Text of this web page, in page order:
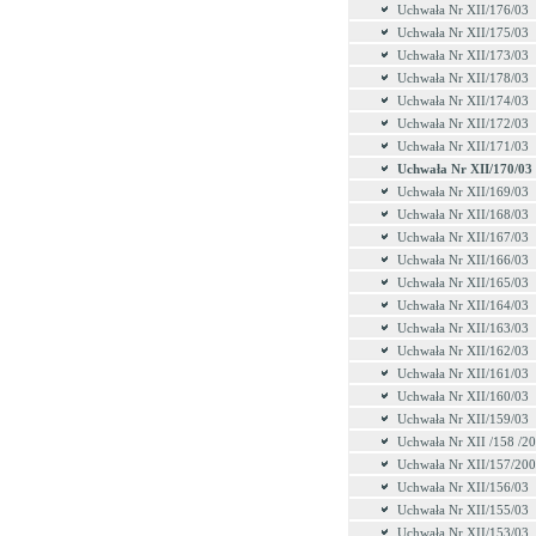
Uchwała Nr XII/176/03
Uchwała Nr XII/175/03
Uchwała Nr XII/173/03
Uchwała Nr XII/178/03
Uchwała Nr XII/174/03
Uchwała Nr XII/172/03
Uchwała Nr XII/171/03
Uchwała Nr XII/170/03
Uchwała Nr XII/169/03
Uchwała Nr XII/168/03
Uchwała Nr XII/167/03
Uchwała Nr XII/166/03
Uchwała Nr XII/165/03
Uchwała Nr XII/164/03
Uchwała Nr XII/163/03
Uchwała Nr XII/162/03
Uchwała Nr XII/161/03
Uchwała Nr XII/160/03
Uchwała Nr XII/159/03
Uchwała Nr XII /158 /
Uchwała Nr XII/157/
Uchwała Nr XII/156/03
Uchwała Nr XII/155/03
Uchwała Nr XII/153/03